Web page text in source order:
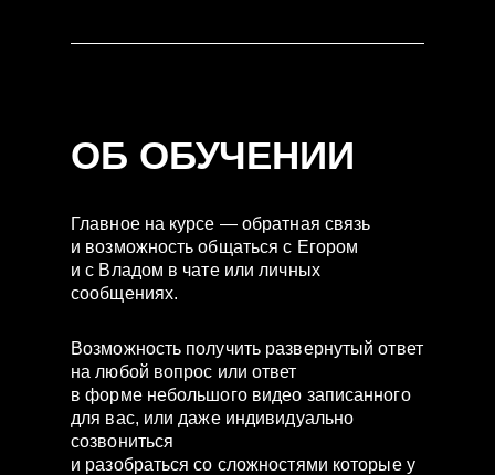
Главное на курсе — обратная связь
и возможность общаться с Егором
и с Владом в чате или личных
сообщениях.
ОБ ОБУЧЕНИИ
Возможность получить развернутый ответ
на любой вопрос или ответ
в форме небольшого видео записанного
для вас, или даже индивидуально
созвониться
и разобраться со сложностями которые у